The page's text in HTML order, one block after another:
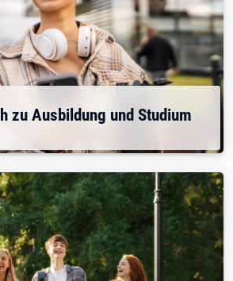
zu Ausbildung und Studium